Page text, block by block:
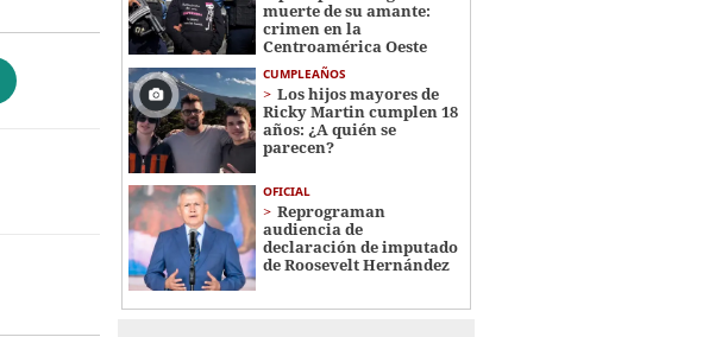
muerte de su amante:
crimen en la
Centroamérica Oeste
CUMPLEAÑOS
Los hijos mayores de
Ricky Martin cumplen 18
años: ¿A quién se
parecen?
OFICIAL
Reprograman
audiencia de
declaración de imputado
de Roosevelt Hernández